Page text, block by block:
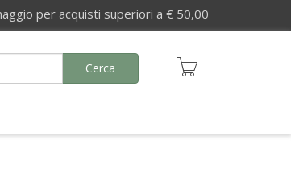
per acquisti superiori a € 50,00
Cerca